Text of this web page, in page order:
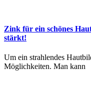
Zink für ein schönes
stärkt!
Um ein strahlendes
Möglichkeiten. Man kann